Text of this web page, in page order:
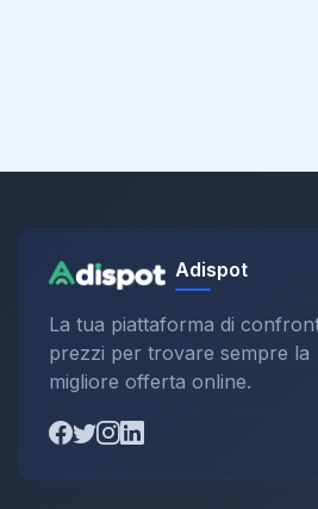
Adispot
La tua piattaforma di
prezzi per trovare sempre la
migliore offerta online.